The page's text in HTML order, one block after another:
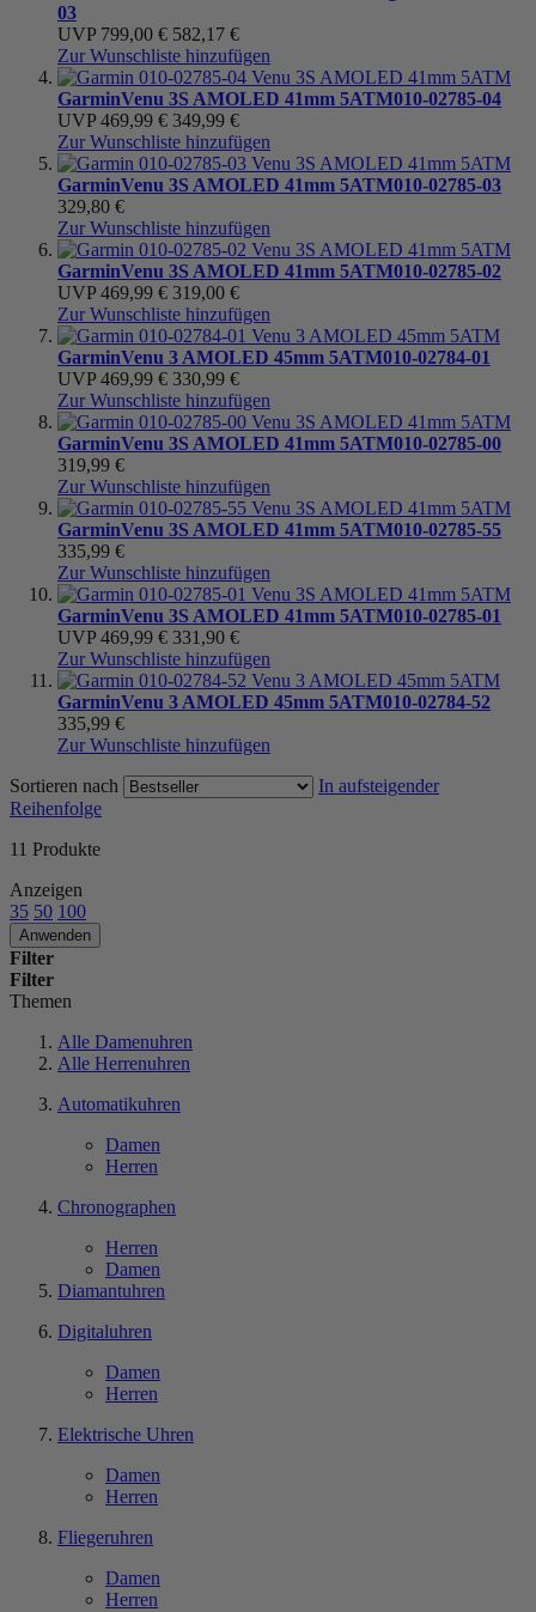
03
UVP 799,00 € 582,17 €
Zur Wunschliste hinzufügen
GarminVenu 3S AMOLED 41mm 5ATM010-02785-04
UVP 469,99 € 349,99 €
Zur Wunschliste hinzufügen
GarminVenu 3S AMOLED 41mm 5ATM010-02785-03
329,80 €
Zur Wunschliste hinzufügen
GarminVenu 3S AMOLED 41mm 5ATM010-02785-02
UVP 469,99 € 319,00 €
Zur Wunschliste hinzufügen
GarminVenu 3 AMOLED 45mm 5ATM010-02784-01
UVP 469,99 € 330,99 €
Zur Wunschliste hinzufügen
GarminVenu 3S AMOLED 41mm 5ATM010-02785-00
319,99 €
Zur Wunschliste hinzufügen
GarminVenu 3S AMOLED 41mm 5ATM010-02785-55
335,99 €
Zur Wunschliste hinzufügen
GarminVenu 3S AMOLED 41mm 5ATM010-02785-01
UVP 469,99 € 331,90 €
Zur Wunschliste hinzufügen
GarminVenu 3 AMOLED 45mm 5ATM010-02784-52
335,99 €
Zur Wunschliste hinzufügen
Sortieren nach
In aufsteigender
Reihenfolge
11 Produkte
Anzeigen
35 50 100
Anwenden
Filter
Filter
Themen
Alle Damenuhren
Alle Herrenuhren
Automatikuhren
Damen
Herren
Chronographen
Herren
Damen
Diamantuhren
Digitaluhren
Damen
Herren
Elektrische Uhren
Damen
Herren
Fliegeruhren
Damen
Herren